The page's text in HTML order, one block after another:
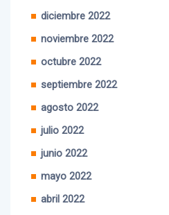
diciembre 2022
noviembre 2022
octubre 2022
septiembre 2022
agosto 2022
julio 2022
junio 2022
mayo 2022
abril 2022